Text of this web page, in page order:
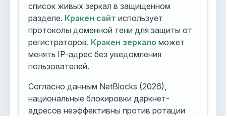
список живых зеркал в защищенном
разделе. Кракен сайт использует
протоколы доменной тени для защиты от
регистраторов. Кракен зеркало может
менять IP-адрес без уведомления
пользователей.
Согласно данным NetBlocks (2026),
национальные блокировки даркнет-
адресов неэффективны против ротации